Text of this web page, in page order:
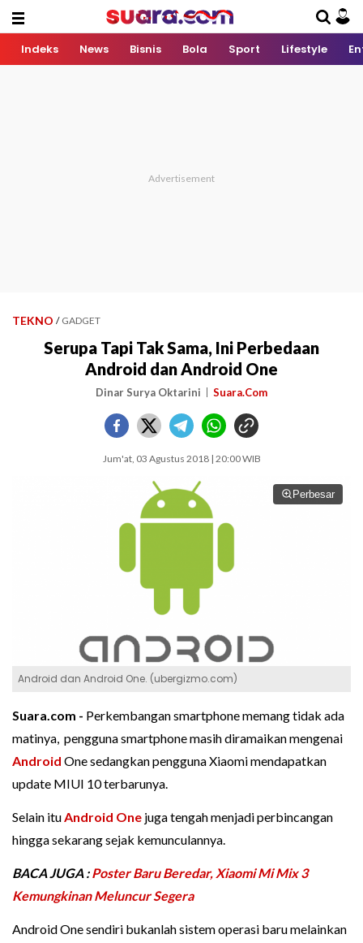
Indeks News Bisnis Bola Sport Lifestyle
TEKNO / GADGET
Serupa Tapi Tak Sama, Ini Perbedaan
Android dan Android One
Dinar Surya Oktarini Suara.Com
Jum'at, 03 Agustus 2018 | 20:00 WIB
Perbesar
Android dan Android One. (ubergizmo.com)
Suara.com - Perkembangan smartphone memang tidak ada
matinya, pengguna smartphone masih diramaikan mengenai
Android One sedangkan pengguna Xiaomi mendapatkan
update MIUI 10 terbarunya.
Selain ituAndroid One juga tengah menjadi perbincangan
hingga sekarang sejak kemunculannya.
BACA JUGA :Poster Baru Beredar, Xiaomi Mi Mix 3
Kemungkinan Meluncur Segera
Android One sendiri bukanlah sistem operasi baru melainkan